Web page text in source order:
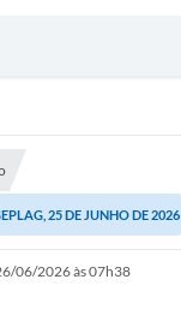
25 DE JUNHO DE 2026
06/2026 às 07h38